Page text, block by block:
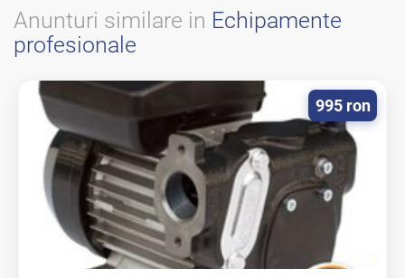
Anunturi similare in Echipamente
profesionale
995 ron